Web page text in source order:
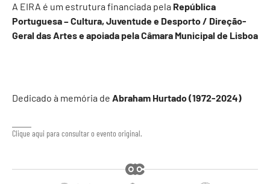
A EIRA é um estrutura financiada pela República
Portuguesa – Cultura, Juventude e Desporto / Direção-
Geral das Artes e apoiada pela Câmara Municipal de Lisboa
Dedicado à memória de Abraham Hurtado (1972-2024)
Clique aqui para consultar o evento original.